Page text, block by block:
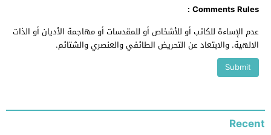
Comments Rules :
عدم الإساءة للكاتب أو للأشخاص أو للمقدسات أو مهاجمة الأديان أو الذات
الالهية. والابتعاد عن التحريض الطائفي والعنصري والشتائم.
Recent